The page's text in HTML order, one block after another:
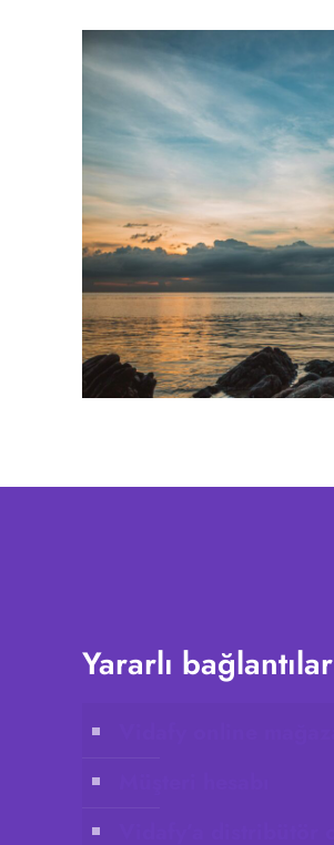
Yararlı bağlantılar